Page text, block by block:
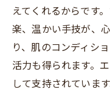
えてくれるからです
楽、温かい手技が、
り、肌のコンディシ
活力も得られます。
して支持されています